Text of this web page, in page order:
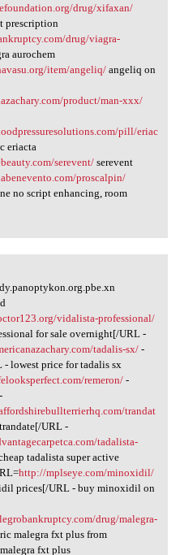
drug/xifaxan/
prescription
drug/viagra-
aurochem
item/angeliq/angeliq on
product/man-xxx/
pill/eriac
eriacta
serevent/serevent
proscalpin/
no script enhancing, room
vidalista-professional/
for sale overnight[/URL -
tadalis-sx/-
- lowest price for tadalis sx
remeron/-
trandat
URL -
tadalista-
tadalista super active
http://mplseye.com/minoxidil/
prices[/URL - buy minoxidil on
drug/malegra-
malegra fxt plus from
fxt plus